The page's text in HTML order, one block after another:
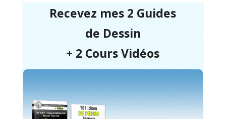
Recevez mes 2 Guides
de Dessin
+ 2 Cours Vidéos